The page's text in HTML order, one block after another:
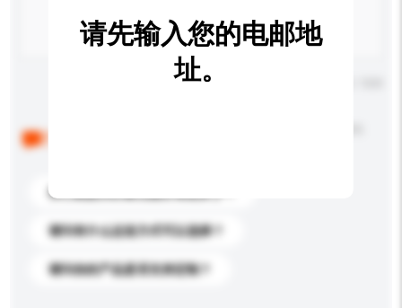
你们能提供的最优惠价格是多少？
请问有什么运送方式可以选择？
请问你的产品是否支持定制？
请先输入您的电邮地
址。